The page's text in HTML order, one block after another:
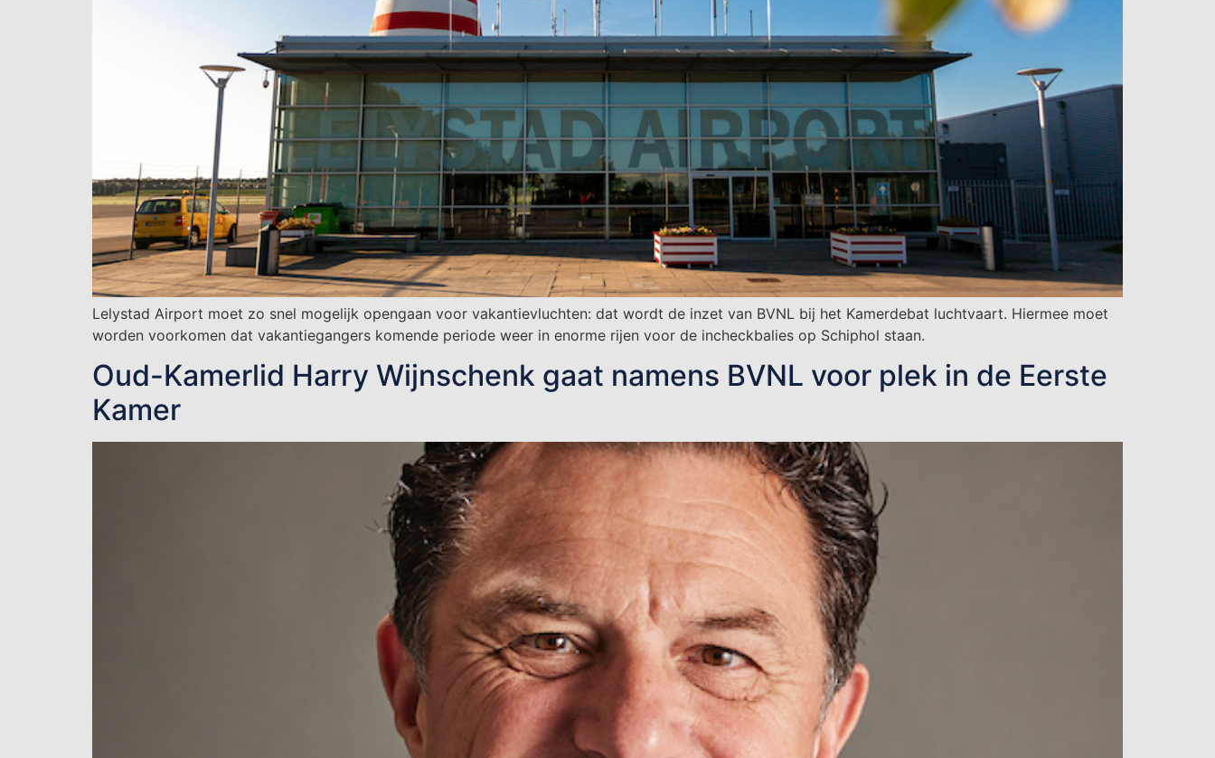
Lelystad Airport moet zo snel mogelijk opengaan voor vakantievluchten: dat wordt de inzet van BVNL bij het Kamerdebat luchtvaart. Hiermee moet
worden voorkomen dat vakantiegangers komende periode weer in enorme rijen voor de incheckbalies op Schiphol staan.
Oud-Kamerlid Harry Wijnschenk gaat namens BVNL voor plek in de Eerste
Kamer